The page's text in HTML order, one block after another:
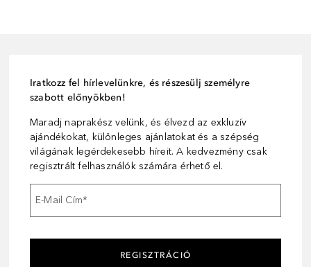
Iratkozz fel hírlevelünkre, és részesülj személyre
szabott előnyökben!
Maradj naprakész velünk, és élvezd az exkluzív
ajándékokat, különleges ajánlatokat és a szépség
világának legérdekesebb híreit. A kedvezmény csak
regisztrált felhasználók számára érhető el.
E-Mail Cím*
REGISZTRÁCIÓ